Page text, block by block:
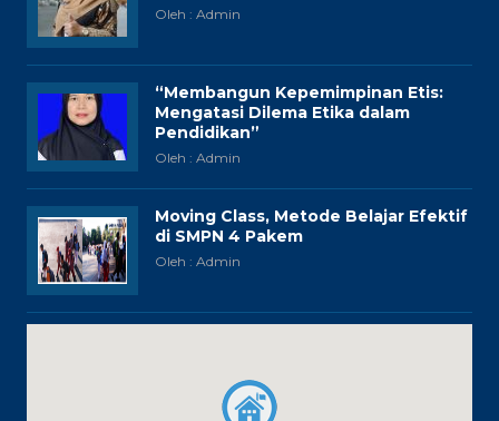
Oleh : Admin
“Membangun Kepemimpinan Etis:
Mengatasi Dilema Etika dalam
Pendidikan”
Oleh : Admin
Moving Class, Metode Belajar Efektif
di SMPN 4 Pakem
Oleh : Admin